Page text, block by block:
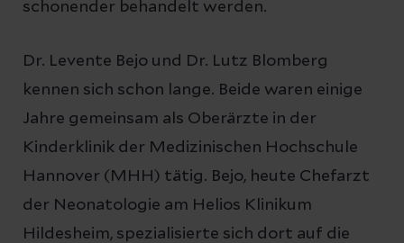
schonender behandelt werden.
Dr. Levente Bejo und Dr. Lutz Blomberg
kennen sich schon lange. Beide waren einige
Jahre gemeinsam als Oberärzte in der
Kinderklinik der Medizinischen Hochschule
Hannover (MHH) tätig. Bejo, heute Chefarzt
der Neonatologie am Helios Klinikum
Hildesheim, spezialisierte sich dort auf die